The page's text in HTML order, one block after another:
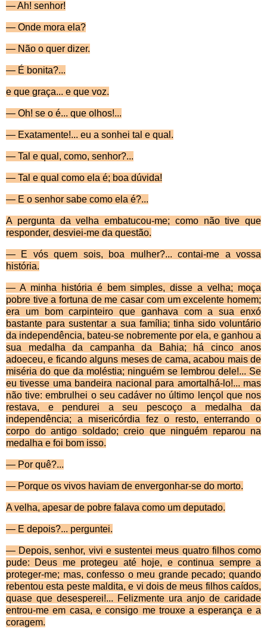
—Ah! senhor!
— Onde mora ela?
— Não o quer dizer.
— É bonita?...
e que graça... e que voz.
— Oh! se o é... que olhos!...
— Exatamente!... eu a sonhei tal e qual.
— Tal e qual, como, senhor?...
— Tal e qual como ela é; boa dúvida!
— E o senhor sabe como ela é?...
A pergunta da velha embatucou-me; como não tive que
responder, desviei-me da questão.
— E vós quem sois, boa mulher?... contai-me a vossa
história.
— A minha história é bem simples, disse a velha; moça
pobre tive a fortuna de me casar com um excelente homem;
era um bom carpinteiro que ganhava com a sua enxó
bastante para sustentar a sua família; tinha sido voluntário
da independência, bateu-se nobremente por ela, e ganhou a
sua medalha da campanha da Bahia; há cinco anos
adoeceu, e ficando alguns meses de cama, acabou mais de
miséria do que da moléstia; ninguém se lembrou dele!... Se
eu tivesse uma bandeira na­cional para amortalhá-lo!... mas
não tive: embrulhei o seu cadáver no último lençol que nos
restava, e pen­durei a seu pescoço a medalha da
independência; a misericórdia fez o resto, enterrando o
corpo do antigo soldado; creio que ninguém reparou na
medalha e foi bom isso.
— Por quê?...
— Porque os vivos haviam de envergonhar-se do morto.
A velha, apesar de pobre falava como um deputado.
— E depois?... perguntei.
— Depois, senhor, vivi e sustentei meus quatro filhos como
pude: Deus me protegeu até hoje, e continua sem­pre a
proteger-me; mas, confesso o meu grande pecado; quando
rebentou esta peste maldita, e vi dois de meus filhos caídos,
quase que desesperei!... Felizmente ura anjo de caridade
entrou-me em casa, e consigo me trouxe a esperança e a
coragem.